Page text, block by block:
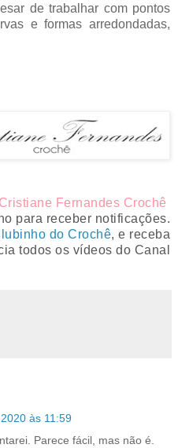
de trabalhar com pontos
e formas arredondadas,
Fernandes Crochê
para receber notificações.
do Crochê, e receba
todos os vídeos do Canal
às 11:59
Parece fácil, mas não é.